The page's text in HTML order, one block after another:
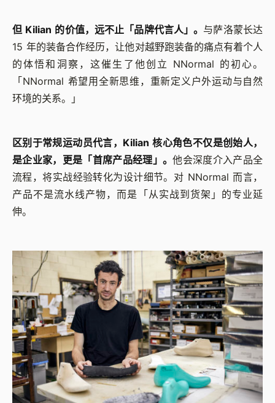
但 Kilian 的价值，远不止「品牌代言人」。 与萨洛蒙长达
15 年的装备合作经历，让他对越野跑装备的痛点有着个人
的体悟和洞察，这催生了他创立 NNormal 的初心。
「NNormal 希望用全新思维，重新定义户外运动与自然
环境的关系。」
区别于常规运动员代言，Kilian 核心角色不仅是创始人，
是企业家，更是「首席产品经理」。他会深度介入产品全
流程，将实战经验转化为设计细节。对 NNormal 而言，
产品不是流水线产物，而是「从实战到货架」的专业延
伸。